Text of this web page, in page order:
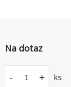
Na dotaz
- + ks